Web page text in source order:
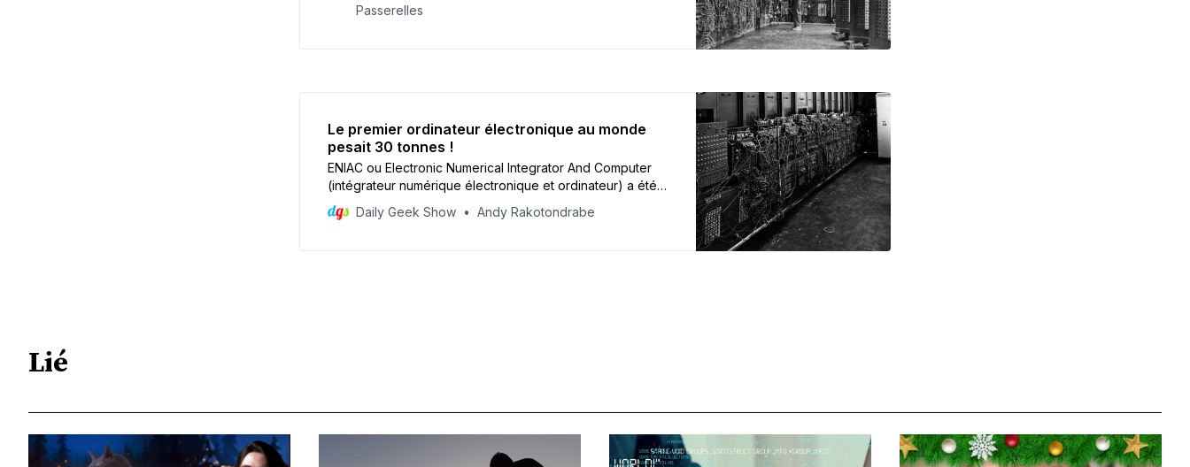
Passerelles
Le premier ordinateur électronique au monde
pesait 30 tonnes !
ENIAC ou Electronic Numerical Integrator And Computer
(intégrateur numérique électronique et ordinateur) a été
le premier ordinateur universel au monde.
Daily Geek Show Andy Rakotondrabe
Lié